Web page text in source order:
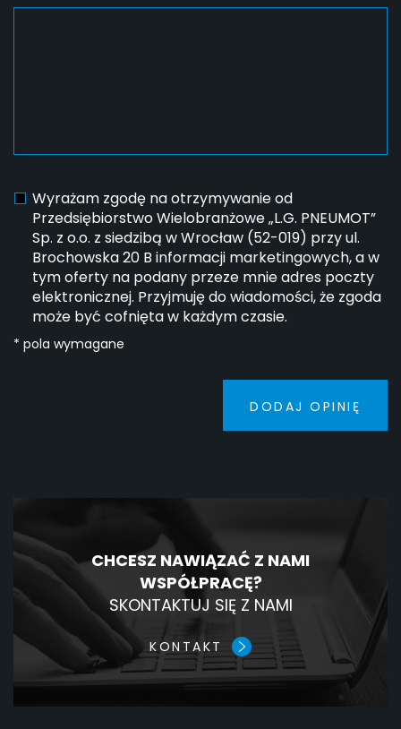
Wyrażam zgodę na otrzymywanie od
Przedsiębiorstwo Wielobranżowe „L.G. PNEUMOT”
Sp. z o.o. z siedzibą w Wrocław (52-019) przy ul.
Brochowska 20 B informacji marketingowych, a w
tym oferty na podany przeze mnie adres poczty
elektronicznej. Przyjmuję do wiadomości, że zgoda
może być cofnięta w każdym czasie.
* pola wymagane
DODAJ OPINIĘ
CHCESZ NAWIĄZAĆ Z NAMI
WSPÓŁPRACĘ?
SKONTAKTUJ SIĘ Z NAMI
KONTAKT